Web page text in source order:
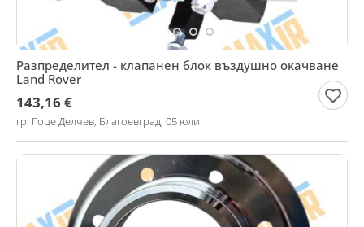
Разпределител - клапанен блок въздушно окачване
Land Rover
143,16 €
гр. Гоце Делчев, Благоевград, 05 юли